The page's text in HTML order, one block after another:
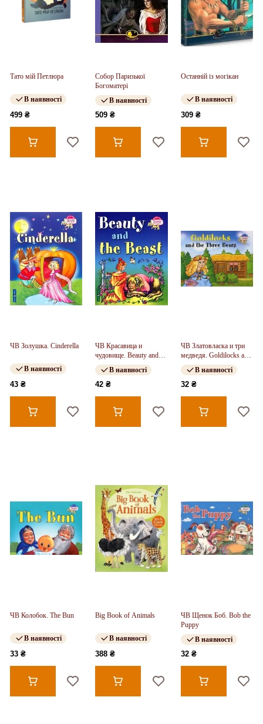
Тато мій Петлюра
В наявності
499 ₴
Собор Паризької
Богоматері
В наявності
509 ₴
Останній із могікан
В наявності
309 ₴
ЧВ Золушка. Cinderella
В наявності
43 ₴
ЧВ Красавица и
чудовище. Beauty and
the Beast
В наявності
42 ₴
ЧВ Златовласка и три
медведя. Goldilocks and
Three Bears
В наявності
32 ₴
ЧВ Колобок. The Bun
В наявності
33 ₴
Big Book of Animals
В наявності
388 ₴
ЧВ Щенок Боб. Bob the
Puppy
В наявності
32 ₴